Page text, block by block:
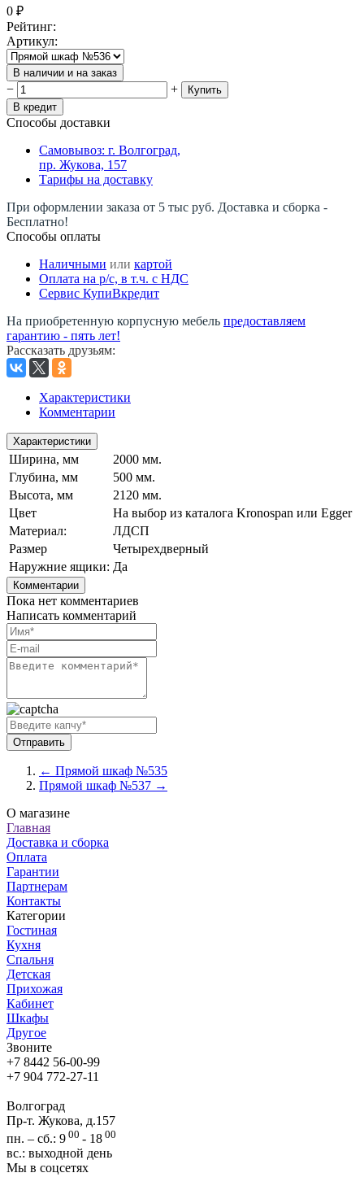
0 ₽
Рейтинг:
Артикул:
В наличии и на заказ
− +
Купить
В кредит
Способы доставки
Самовывоз: г. Волгоград,
пр. Жукова, 157
Тарифы на доставку
При оформлении заказа от 5 тыс руб. Доставка и сборка -
Бесплатно!
Способы оплаты
Наличными или картой
Оплата на р/c, в т.ч. с НДС
Сервис КупиВкредит
На приобретенную корпусную мебель предоставляем
гарантию - пять лет!
Рассказать друзьям:
Характеристики
Комментарии
Характеристики
Ширина, мм
2000 мм.
Глубина, мм
500 мм.
Высота, мм
2120 мм.
Цвет
На выбор из каталога Kronospan или Egger
Материал:
ЛДСП
Размер
Четырехдверный
Наружние ящики: Да
Комментарии
Пока нет комментариев
Написать комментарий
← Прямой шкаф №535
Прямой шкаф №537 →
О магазине
Главная
Доставка и сборка
Оплата
Гарантии
Партнерам
Контакты
Категории
Гостиная
Кухня
Спальня
Детская
Прихожая
Кабинет
Шкафы
Другое
Звоните
+7 8442 56-00-99
+7 904 772-27-11
Волгоград
Пр-т. Жукова, д.157
пн. – сб.: 9 00 - 18 00
вс.: выходной день
Мы в соцсетях